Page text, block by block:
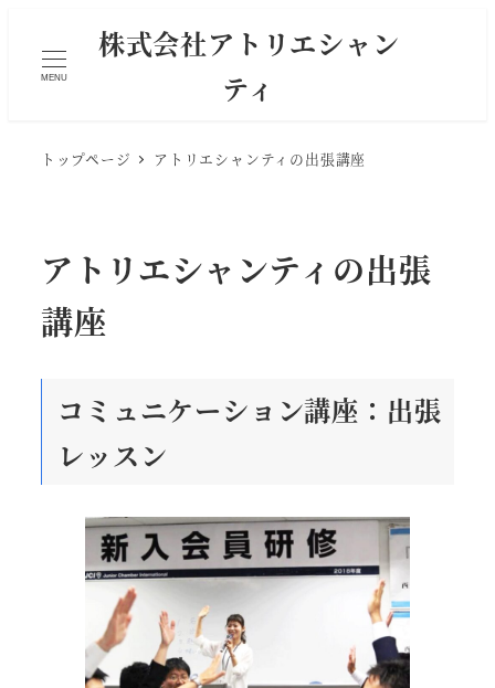
MENU
株式会社アトリエシャン
ティ
トップページ アトリエシャンティの出張講座
アトリエシャンティの出張
講座
コミュニケーション講座：出張
レッスン